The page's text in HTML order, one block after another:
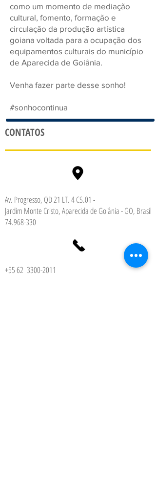
como um momento de mediação
cultural, fomento, formação e
circulação da produção artística
goiana voltada para a ocupação dos
equipamentos culturais do município
de Aparecida de Goiânia.
Venha fazer parte desse sonho!
#sonhocontinua
CONTATOS
Av. Progresso, QD 21 LT. 4 CS.01 -
Jardim Monte Cristo, Aparecida de Goiânia - GO, Brasil
74.968-330
+55 62 3300-2011